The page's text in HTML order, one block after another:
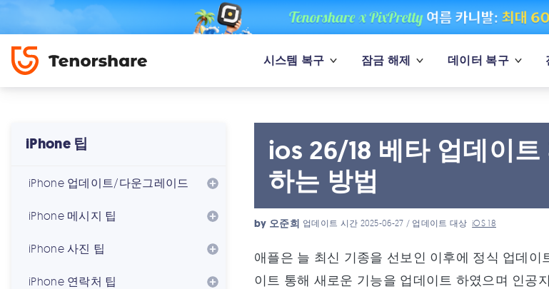
시스템 복구 잠금 해제 데이터 복구
iPhone 팁
iPhone 업데이트/다운그레이드
iPhone 메시지 팁
iPhone 사진 팁
iPhone 연락처 팁
ios 26/18 베타 업데이
하는 방법
by 오준희 업데이트 시간 2025-06-27 / 업데이트 대상iOS 18
애플은 늘 최신 기종을 선보인 이후에 정식 업데
이트 통해 새로운 기능을 업데이트 하였으며 인공